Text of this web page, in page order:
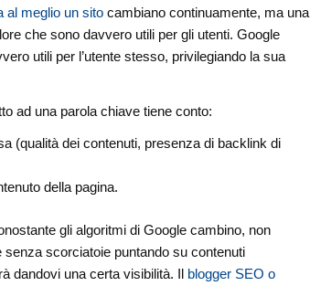
al meglio un sito cambiano continuamente, ma una
che sono davvero utili per gli utenti. Google
utili per l’utente stesso, privilegiando la sua
ad una parola chiave tiene conto:
(qualità dei contenuti, presenza di backlink di
della pagina.
gli algoritmi di Google cambino, non
scorciatoie puntando su contenuti
dandovi una certa visibilità. Il blogger SEO o